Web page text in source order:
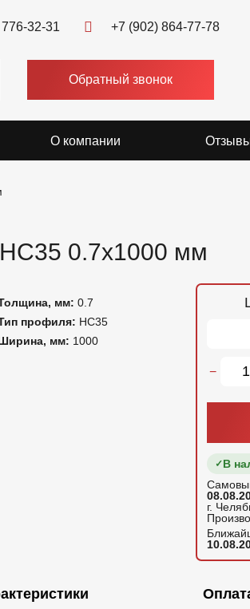
32-31 +7 (902) 864-77-78
Обратный звонок
О компании
0.7x1000 мм
мм: 0.7
профиля: НС35
мм: 1000
−
В
г.